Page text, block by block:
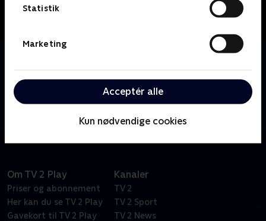
Statistik
Marketing
Acceptér alle
Kun nødvendige cookies
lykkes de loyale at afsløre forræderne og i sidste
ende vinde spillet, alt imens de kæmper for at
Om TV 2 Play
Priser og abonnement
Her kan du se TV 2 Play
Gavekort til TV 2 Play
Kanaler
TV 2
TV 2 Sport
TV 2 News